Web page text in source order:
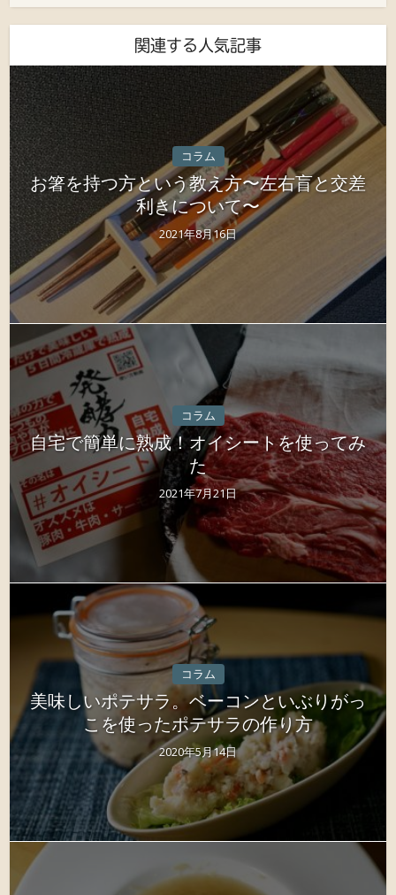
関連する人気記事
コラム
お箸を持つ方という教え方〜左右盲と交差
利きについて〜
2021年8月16日
コラム
自宅で簡単に熟成！オイシートを使ってみ
た
2021年7月21日
コラム
美味しいポテサラ。ベーコンといぶりがっ
こを使ったポテサラの作り方
2020年5月14日